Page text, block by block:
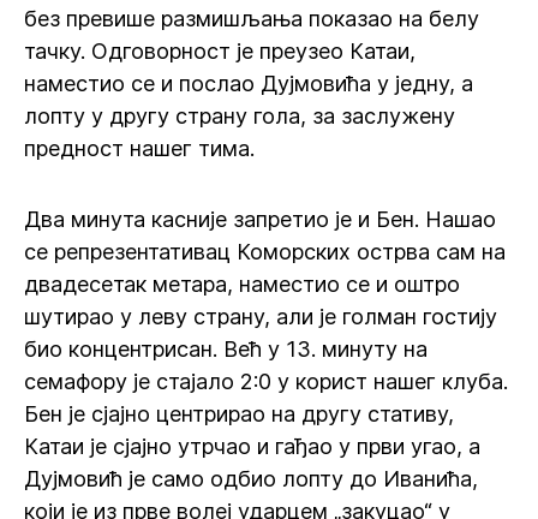
без превише размишљања показао на белу
тачку. Одговорност је преузео Катаи,
наместио се и послао Дујмовића у једну, а
лопту у другу страну гола, за заслужену
предност нашег тима.
Два минута касније запретио је и Бен. Нашао
се репрезентативац Коморских острва сам на
двадесетак метара, наместио се и оштро
шутирао у леву страну, али је голман гостију
био концентрисан. Већ у 13. минуту на
семафору је стајало 2:0 у корист нашег клуба.
Бен је сјајно центрирао на другу стативу,
Катаи је сјајно утрчао и гађао у први угао, а
Дујмовић је само одбио лопту до Иванића,
који је из прве волеј ударцем „закуцао“ у